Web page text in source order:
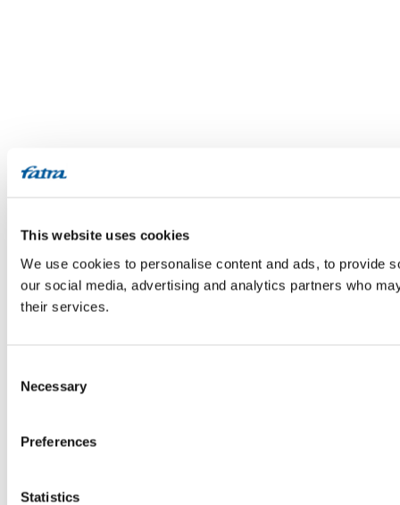
This website uses cookies
We use cookies to personalise content and ads, to provide
our social media, advertising and analytics partners who
their services.
Selection
Necessary
Preferences
Statistics